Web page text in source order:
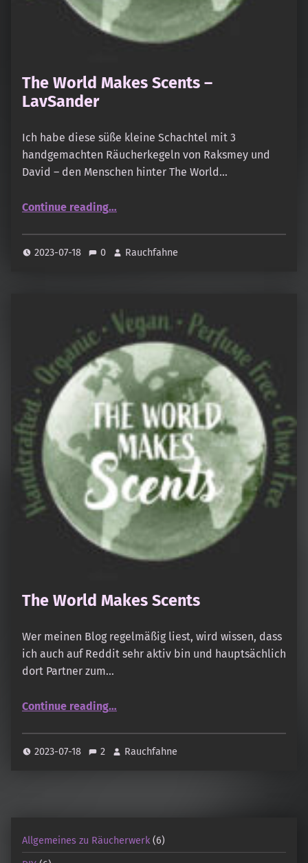
The World Makes Scents –
LavSander
Ich habe diese süße kleine Schachtel mit 3
handgemachten Räucherkegeln von Raksmey und
David – den Menschen hinter The World…
Continue reading“The World Makes Scents – LavSander”
…
2023-07-18 0 Rauchfahne
The World Makes Scents
Wer meinen Blog regelmäßig liest, wird wissen, dass
ich auch auf Reddit sehr aktiv bin und hauptsächlich
dort Partner zum…
Continue reading…
2023-07-18 2 Rauchfahne
Allgemeines zu Räucherwerk (6)